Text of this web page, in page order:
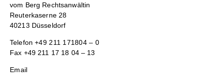
vom Berg Rechtsanwältin
Reuterkaserne 28
40213 Düsseldorf
Telefon+49 211 171804 – 0
Fax +49 211 17 18 04 – 13
Email